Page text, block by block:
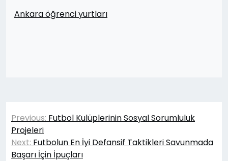
Ankara öğrenci yurtları
Yazı
gezinmesi
Previous: Futbol Kulüplerinin Sosyal Sorumluluk
Projeleri
Next: Futbolun En İyi Defansif Taktikleri Savunmada
Başarı İçin İpuçları